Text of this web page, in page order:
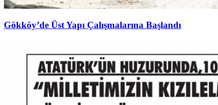
Gökköy’de Üst Yapı Çalışmalarına Başlandı